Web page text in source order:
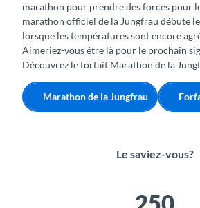
marathon pour prendre des forces pour
marathon officiel de la Jungfrau débute
lorsque les températures sont encore
Aimeriez-vous être là pour le prochain
Découvrez le forfait Marathon de la
Marathon de la Jungfrau
Le saviez-vous?